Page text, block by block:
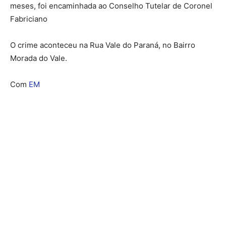
meses, foi encaminhada ao Conselho Tutelar de Coronel
Fabriciano
O crime aconteceu na Rua Vale do Paraná, no Bairro
Morada do Vale.
Com EM